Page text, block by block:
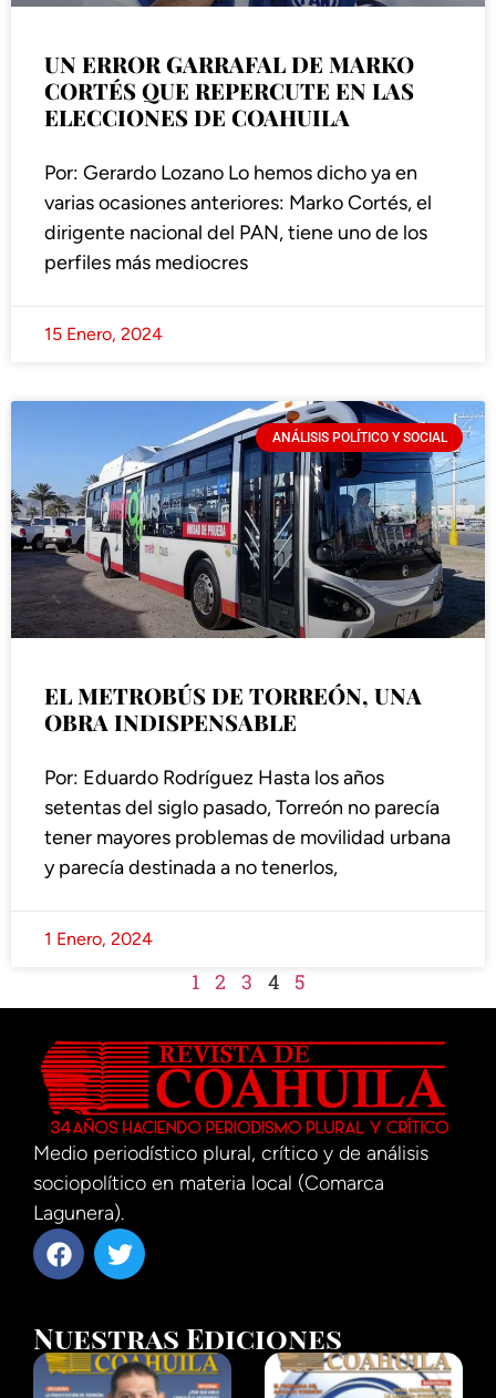
UN ERROR GARRAFAL DE MARKO
CORTÉS QUE REPERCUTE EN LAS
ELECCIONES DE COAHUILA
Por: Gerardo Lozano Lo hemos dicho ya en
varias ocasiones anteriores: Marko Cortés, el
dirigente nacional del PAN, tiene uno de los
perfiles más mediocres
15 Enero, 2024
ANÁLISIS POLÍTICO Y SOCIAL
EL METROBÚS DE TORREÓN, UNA
OBRA INDISPENSABLE
Por: Eduardo Rodríguez Hasta los años
setentas del siglo pasado, Torreón no parecía
tener mayores problemas de movilidad urbana
y parecía destinada a no tenerlos,
1 Enero, 2024
1 2 3 4 5
Medio periodístico plural, crítico y de análisis
sociopolítico en materia local (Comarca
Lagunera).
Nuestras Ediciones